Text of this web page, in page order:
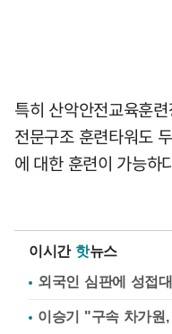
특히 산악안전교육훈
전문구조 훈련타워도
에 대한 훈련이 가능하
이시간 핫뉴스
외국인 심판에 성접
이승기 "구속 차가원